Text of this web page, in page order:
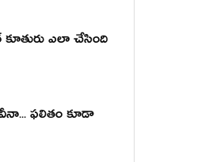
కూతురు ఎలా చేసింది
ఫలితం కూడా